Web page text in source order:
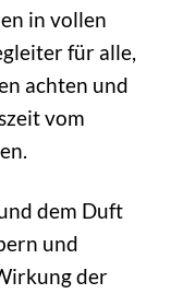
in vollen
für alle,
achten und
vom
dem Duft
und
der